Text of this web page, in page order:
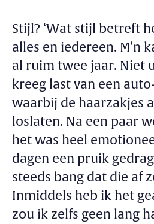
Stijl? ‘Wat stijl betreft
alles en iedereen. M’n
al ruim twee jaar. Niet
kreeg last van een
waarbij de haarzakjes
loslaten. Na een paar
het was heel
dagen een pruik
steeds bang dat die af
Inmiddels heb ik het
zou ik zelfs geen lang